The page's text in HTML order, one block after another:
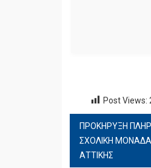
Post Views:
ΆΡΘΡΩΝ
ΠΡΟΚΗΡΥΞΗ
ΣΧΟΛΙΚΗ
ΑΤΤΙΚΗΣ